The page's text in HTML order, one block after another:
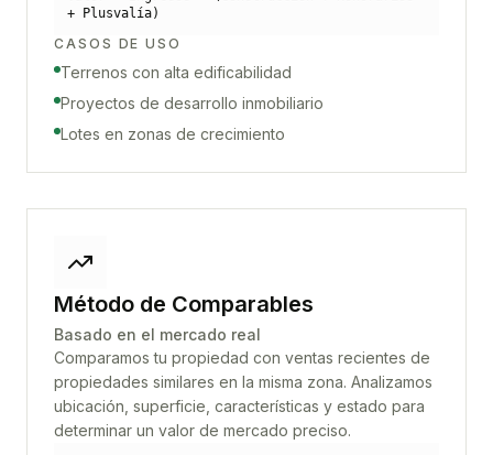
+ Plusvalía)
CASOS DE USO
Terrenos con alta edificabilidad
Proyectos de desarrollo inmobiliario
Lotes en zonas de crecimiento
Método de Comparables
Basado en el mercado real
Comparamos tu propiedad con ventas recientes de
propiedades similares en la misma zona. Analizamos
ubicación, superficie, características y estado para
determinar un valor de mercado preciso.